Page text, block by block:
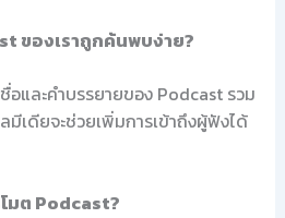
ของเราถูกค้นพบง่าย?
อและคำบรรยายของ Podcast รวม
มีเดียจะช่วยเพิ่มการเข้าถึงผู้ฟังได้
โมต Podcast?